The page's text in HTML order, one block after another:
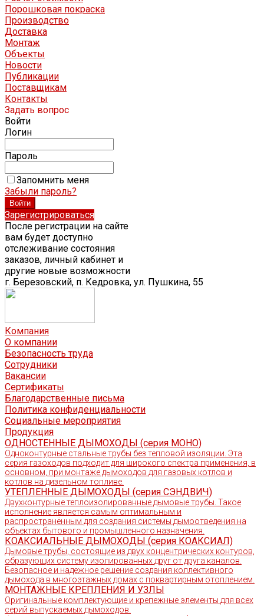
Порошковая покраска
Производство
Доставка
Монтаж
Объекты
Новости
Публикации
Поставщикам
Контакты
Задать вопрос
Войти
Логин
Пароль
Запомнить меня
Забыли пароль?
Зарегистрироваться
После регистрации на сайте
вам будет доступно
отслеживание состояния
заказов, личный кабинет и
другие новые возможности
г. Березовский, п. Кедровка, ул. Пушкина, 55
Компания
О компании
Безопасность труда
Сотрудники
Вакансии
Сертификаты
Благодарственные письма
Политика конфиденциальности
Социальные мероприятия
Продукция
ОДНОСТЕННЫЕ ДЫМОХОДЫ (серия МОНО)
Одноконтурные стальные трубы без тепловой изоляции. Эта
серия газоходов подходит для широкого спектра применения, в
основном, при монтаже дымоходов для газовых котлов и
котлов на дизельном топливе.
УТЕПЛЕННЫЕ ДЫМОХОДЫ (серия СЭНДВИЧ)
Двухконтурные теплоизолированные дымовые трубы. Такое
исполнение является самым оптимальным и
распространённым для создания системы дымоотведения на
объектах бытового и промышленного назначения.
КОАКСИАЛЬНЫЕ ДЫМОХОДЫ (серия КОАКСИАЛ)
Дымовые трубы, состоящие из двух концентрических контуров,
образующих систему изолированных друг от друга каналов.
Безопасное и надежное решение создания коллективного
дымохода в многоэтажных домах с поквартирным отоплением.
МОНТАЖНЫЕ КРЕПЛЕНИЯ И УЗЛЫ
Оригинальные комплектующие и крепежные элементы для всех
серий выпускаемых дымоходов.